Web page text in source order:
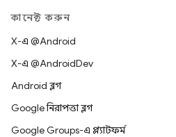
কানেক্ট করুন
X-এ @Android
X-এ @AndroidDev
Android ব্লগ
Google নিরাপত্তা ব্লগ
Google Groups-এ প্ল্যাটফর্ম